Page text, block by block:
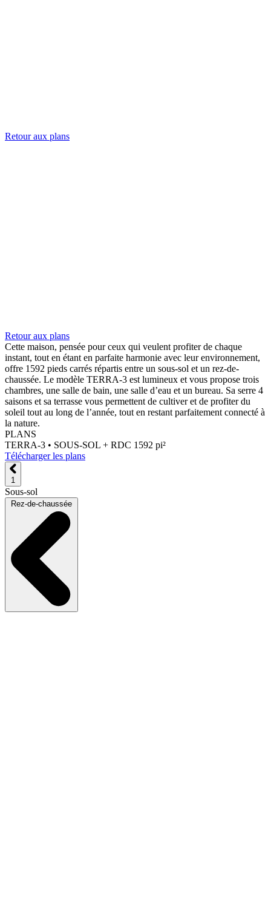
Retour aux plans
Retour aux plans
Cette maison, pensée pour ceux qui veulent profiter de chaque
instant, tout en étant en parfaite harmonie avec leur environnement,
offre 1592 pieds carrés répartis entre un sous-sol et un rez-de-
chaussée. Le modèle TERRA-3 est lumineux et vous propose trois
chambres, une salle de bain, une salle d’eau et un bureau. Sa serre 4
saisons et sa terrasse vous permettent de cultiver et de profiter du
soleil tout au long de l’année, tout en restant parfaitement connecté à
la nature.
PLANS
TERRA-3 • SOUS-SOL + RDC 1592 pi²
Télécharger les plans
1
Sous-sol
Rez-de-chaussée